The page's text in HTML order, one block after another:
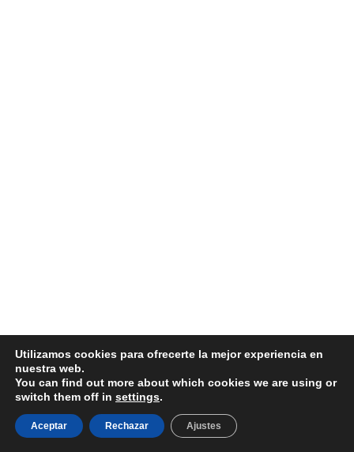
Utilizamos cookies para ofrecerte la mejor experiencia en
nuestra web.
You can find out more about which cookies we are using or
switch them off in settings.
Aceptar Rechazar Ajustes